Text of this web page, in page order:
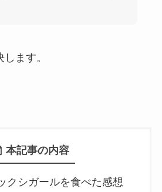
ます。
本記事の内容
クシガールを食べた感想